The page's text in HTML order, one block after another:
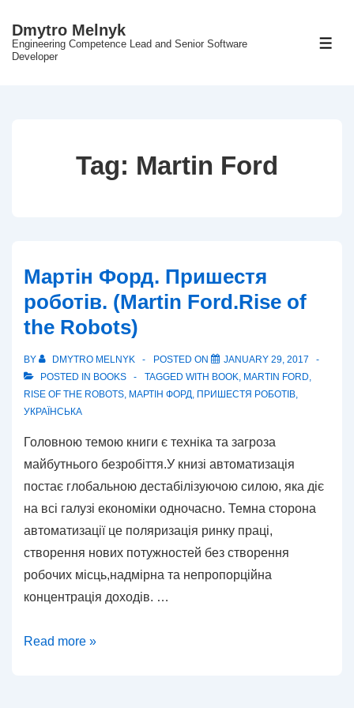
SkipDmytro Melnyk
Engineering Competence Lead and Senior Software
Developer
Tag: Martin Ford
Мартін Форд. Пришестя
роботів. (Martin Ford.Rise of
the Robots)
BY DMYTRO MELNYK POSTED ON
JANUARY 29, 2017
POSTED IN BOOKS TAGGED WITH BOOK, MARTIN FORD,
RISE OF THE ROBOTS, МАРТІН ФОРД, ПРИШЕСТЯ РОБОТІВ,
УКРАЇНСЬКА
Головною темою книги є техніка та загроза
майбутнього безробіття.У книзі автоматизація
постає глобальною дестабілізуючою силою, яка діє
на всі галузі економіки одночасно. Темна сторона
автоматизації це поляризація ринку праці,
створення нових потужностей без створення
робочих місць,надмірна та непропорційна
концентрація доходів. …
Мартін
Read more »